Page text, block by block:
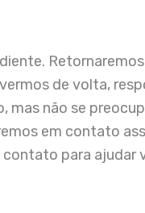
de volta,
não se
em contato
contato para ajudar